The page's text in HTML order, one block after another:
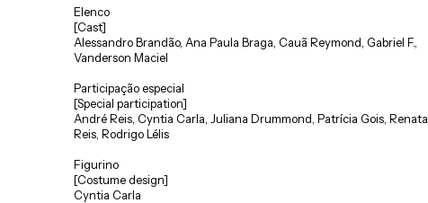
Elenco
[Cast]
Alessandro Brandão, Ana Paula Braga, Cauã Reymond, Gabriel F.,
Vanderson Maciel
Participação especial
[Special participation]
André Reis, Cyntia Carla, Juliana Drummond, Patrícia Gois, Renata
Reis, Rodrigo Lélis
Figurino
[Costume design]
Cyntia Carla